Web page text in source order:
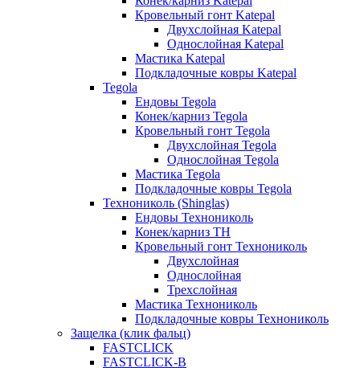
Кровельный гонт Katepal
Двухслойная Katepal
Однослойная Katepal
Мастика Katepal
Подкладочные ковры Katepal
Tegola
Ендовы Tegola
Конек/карниз Tegola
Кровельный гонт Tegola
Двухслойная Tegola
Однослойная Tegola
Мастика Tegola
Подкладочные ковры Tegola
Технониколь (Shinglas)
Ендовы Технониколь
Конек/карниз ТН
Кровельный гонт Технониколь
Двухслойная
Однослойная
Трехслойная
Мастика Технониколь
Подкладочные ковры Технониколь
Защелка (клик фальц)
FASTCLICK
FASTCLICK-B